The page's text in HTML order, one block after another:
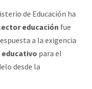
de Educación ha
educación fue
a la exigencia
para el
desde la